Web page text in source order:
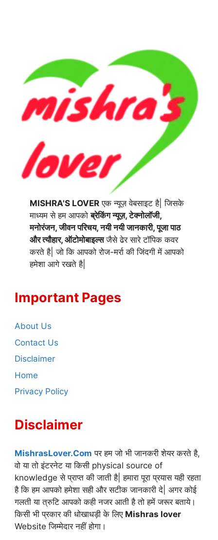
MISHRA'S LOVER एक न्यूज़ वेबसाइट है| जिसके
माध्यम से हम आपकोब्रेकिंग न्यूज़, टेक्नोलॉजी,
मनोरंजन, जीवन परिचय, नयी नयी जानकारी, पूजा पाठ
और त्यौहार, ऑटोमोबाइल्सजैसे ढेर सारे टॉपिक कवर
करते है| जो कि आपको रोज-मर्रा की जिंदगी में आपको
हमेशा आगे रखते है|
Important Pages
About Us
Contact Us
Disclaimer
Home
Privacy Policy
Disclaimer
MishrasLover.Com पर हम जो भी जानकरी शेयर करते है,
वो या तो इंटरनेट या किसी physical source of
knowledge से प्राप्त की जाती है| हमारा पूरा प्रयास यही रहता
है कि हम आपको हमेशा सही और सटीक जानकारी दे| अगर कोई
गलती या त्रुटि आपको कही नजर आती है तो हमें जरूर बताये।
किसी भी प्रकार की धोखाधड़ी के लिए Mishras lover
Website जिम्मेदार नहीं होगा।